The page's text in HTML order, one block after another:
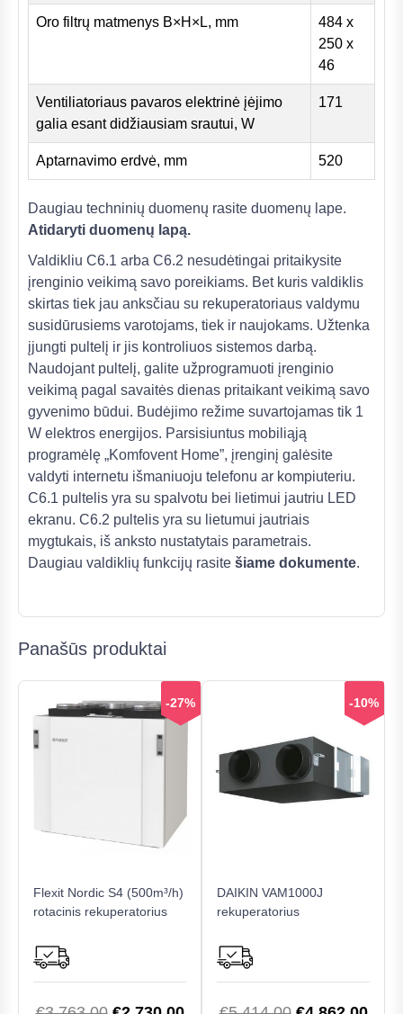
Oro filtrų matmenys B×H×L, mm
484 x
250 x
46
Ventiliatoriaus pavaros elektrinė įėjimo
galia esant didžiausiam srautui, W
171
Aptarnavimo erdvė, mm 520
Daugiau techninių duomenų rasite duomenų lape.
Atidaryti duomenų lapą.
Valdikliu C6.1 arba C6.2 nesudėtingai pritaikysite
įrenginio veikimą savo poreikiams. Bet kuris valdiklis
skirtas tiek jau anksčiau su rekuperatoriaus valdymu
susidūrusiems varotojams, tiek ir naujokams. Užtenka
įjungti pultelį ir jis kontroliuos sistemos darbą.
Naudojant pultelį, galite užprogramuoti įrenginio
veikimą pagal savaitės dienas pritaikant veikimą savo
gyvenimo būdui. Budėjimo režime suvartojamas tik 1
W elektros energijos. Parsisiuntus mobiliąją
programėlę „Komfovent Home”, įrenginį galėsite
valdyti internetu išmaniuoju telefonu ar kompiuteriu.
C6.1 pultelis yra su spalvotu bei lietimui jautriu LED
ekranu. C6.2 pultelis yra su lietumui jautriais
mygtukais, iš anksto nustatytais parametrais.
Daugiau valdiklių funkcijų rasite šiame dokumente.
Panašūs produktai
-27%
Flexit Nordic S4 (500m³/h)
rotacinis rekuperatorius
-10%
DAIKIN VAM1000J
rekuperatorius